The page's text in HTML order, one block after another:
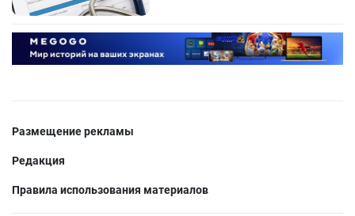
Размещение рекламы
Редакция
Правила использования материалов